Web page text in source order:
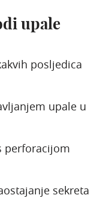
upale
posljedica
upale u
perforacijom
sekreta